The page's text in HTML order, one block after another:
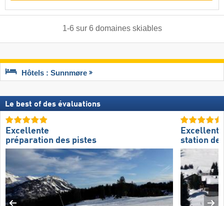
1-6 sur 6 domaines skiables
Hôtels : Sunnmøre
Le best of des évaluations
Excellente
préparation des pistes
Excellente
station